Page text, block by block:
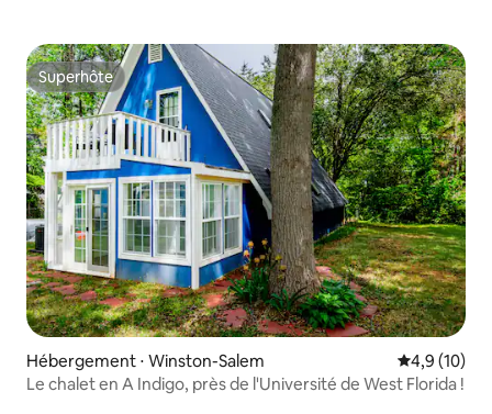
Superhôte
Superhôte
Hébergement ⋅ Winston-Salem Évaluation
4,9 (10)
Le chalet en A Indigo, près de l'Université de West Florida !